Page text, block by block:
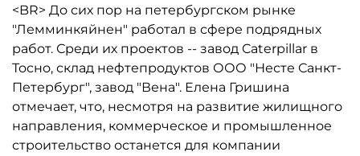
<BR> До сих пор на петербургском рынке
"Лемминкяйнен" работал в сфере подрядных
работ. Среди их проектов -- завод Caterpillar в
Тосно, склад нефтепродуктов ООО "Несте Санкт-
Петербург", завод "Вена". Елена Гришина
отмечает, что, несмотря на развитие жилищного
направления, коммерческое и промышленное
строительство останется для компании